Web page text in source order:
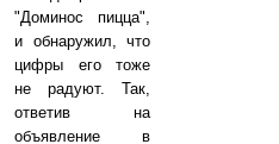
"Доминос пицца",
и обнаружил, что
цифры его тоже
не радуют. Так,
ответив на
объявление в